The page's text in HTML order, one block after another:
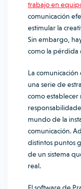
trabajo en
comunicación
estimular la
Sin embargo,
como la pérdida
La comunicación
una serie de
como
mundo de la
comunicación.
distintos puntos
de un sistema
real.